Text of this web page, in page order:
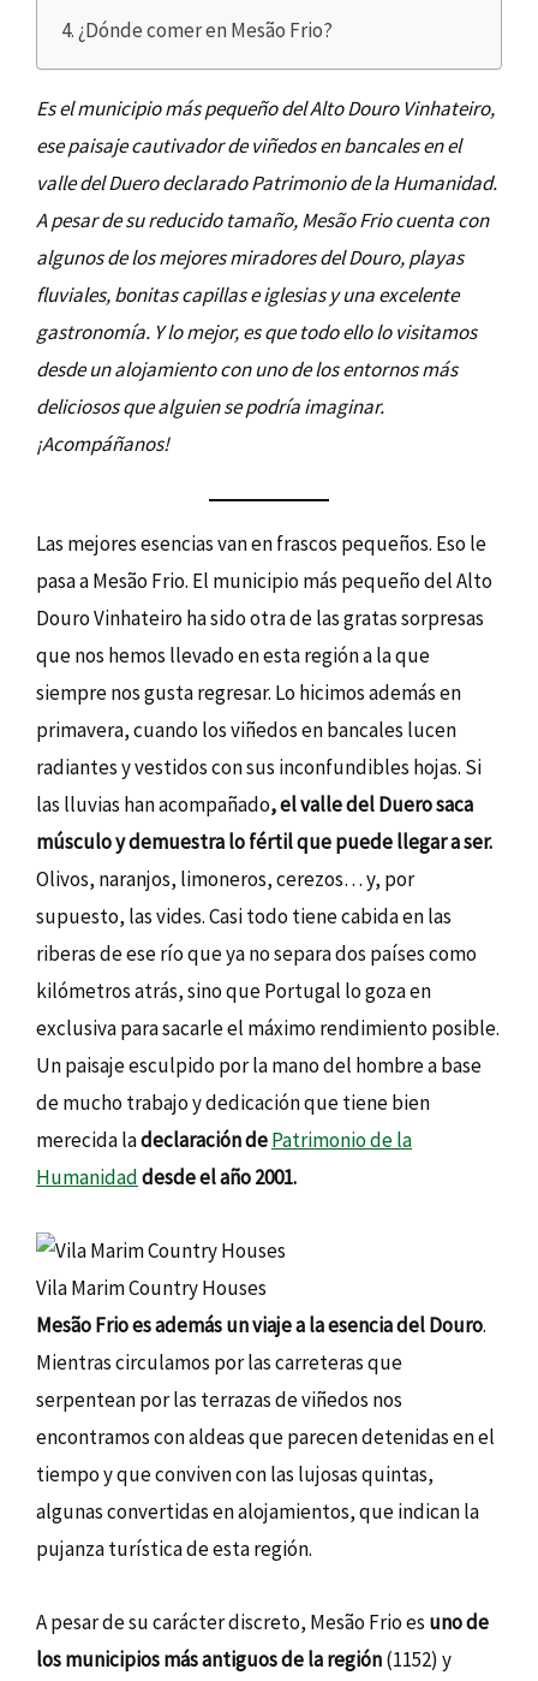
¿Dónde comer en Mesão Frio?
Es el municipio más pequeño del Alto Douro Vinhateiro,
ese paisaje cautivador de viñedos en bancales en el
valle del Duero declarado Patrimonio de la Humanidad.
A pesar de su reducido tamaño, Mesão Frio cuenta con
algunos de los mejores miradores del Douro, playas
fluviales, bonitas capillas e iglesias y una excelente
gastronomía. Y lo mejor, es que todo ello lo visitamos
desde un alojamiento con uno de los entornos más
deliciosos que alguien se podría imaginar.
¡Acompáñanos!
Las mejores esencias van en frascos pequeños. Eso le
pasa a Mesão Frio. El municipio más pequeño del Alto
Douro Vinhateiro ha sido otra de las gratas sorpresas
que nos hemos llevado en esta región a la que
siempre nos gusta regresar. Lo hicimos además en
primavera, cuando los viñedos en bancales lucen
radiantes y vestidos con sus inconfundibles hojas. Si
las lluvias han acompañado, el valle del Duero saca
músculo y demuestra lo fértil que puede llegar a ser.
Olivos, naranjos, limoneros, cerezos… y, por
supuesto, las vides. Casi todo tiene cabida en las
riberas de ese río que ya no separa dos países como
kilómetros atrás, sino que Portugal lo goza en
exclusiva para sacarle el máximo rendimiento posible.
Un paisaje esculpido por la mano del hombre a base
de mucho trabajo y dedicación que tiene bien
merecida ladeclaración dePatrimonio de la
Humanidaddesde el año 2001.
Vila Marim Country Houses
Mesão Frio es además un viaje a la esencia del Douro.
Mientras circulamos por las carreteras que
serpentean por las terrazas de viñedos nos
encontramos con aldeas que parecen detenidas en el
tiempo y que conviven con las lujosas quintas,
algunas convertidas en alojamientos, que indican la
pujanza turística de esta región.
A pesar de su carácter discreto, Mesão Frio es uno de
los municipios más antiguos de la región(1152) y